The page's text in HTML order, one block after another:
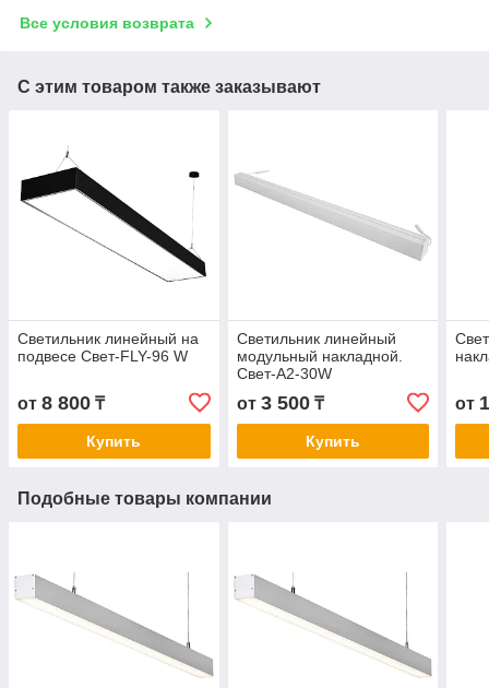
Все условия возврата
С этим товаром также заказывают
Светильник линейный на
подвесе Свет-FLY-96 W
от 8 800 ₸
Купить
Светильник линейный
модульный накладной.
Свет-А2-30W
от 3 500₸
Купить
от
Подобные товары компании